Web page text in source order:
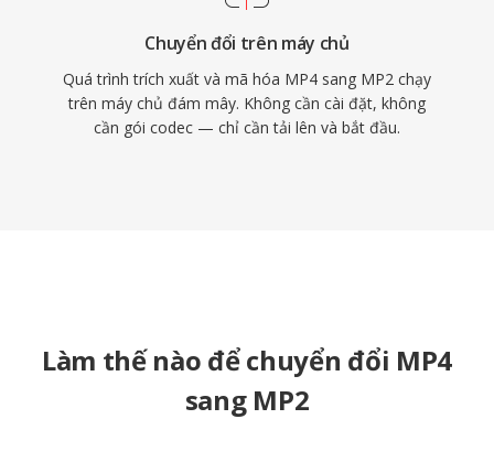
Chuyển đổi trên máy chủ
Quá trình trích xuất và mã hóa MP4 sang MP2 chạy
trên máy chủ đám mây. Không cần cài đặt, không
cần gói codec — chỉ cần tải lên và bắt đầu.
Làm thế nào để chuyển đổi MP4
sang MP2